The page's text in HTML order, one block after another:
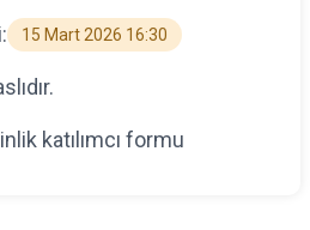
15 Mart 2026 16:30
katılımcı formu